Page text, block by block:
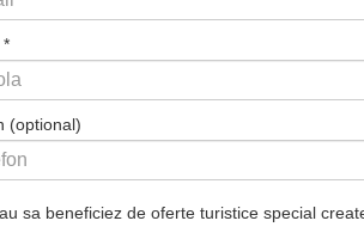
*
(optional)
sa beneficiez de oferte turistice special